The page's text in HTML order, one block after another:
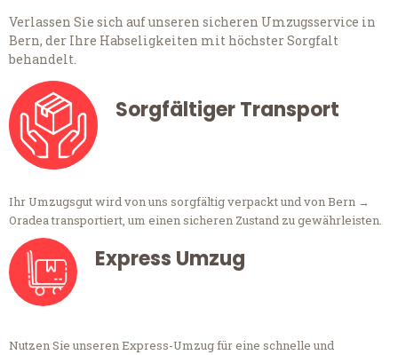
Verlassen Sie sich auf unseren sicheren Umzugsservice in
Bern, der Ihre Habseligkeiten mit höchster Sorgfalt
behandelt.
Sorgfältiger Transport
Ihr Umzugsgut wird von uns sorgfältig verpackt und von Bern →
Oradea transportiert, um einen sicheren Zustand zu gewährleisten.
Express Umzug
Nutzen Sie unseren Express-Umzug für eine schnelle und